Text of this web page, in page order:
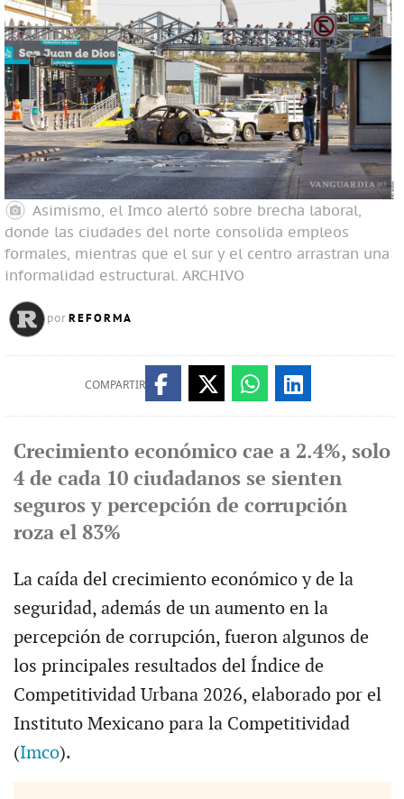
Asimismo, el Imco alertó sobre brecha laboral,
donde las ciudades del norte consolida empleos
formales, mientras que el sur y el centro arrastran una
informalidad estructural. ARCHIVO
por REFORMA
COMPARTIR
Crecimiento económico cae a 2.4%, solo
4 de cada 10 ciudadanos se sienten
seguros y percepción de corrupción
roza el 83%
La caída del crecimiento económico y de la
seguridad, además de un aumento en la
percepción de corrupción, fueron algunos de
los principales resultados del Índice de
Competitividad Urbana 2026, elaborado por el
Instituto Mexicano para la Competitividad
(Imco).